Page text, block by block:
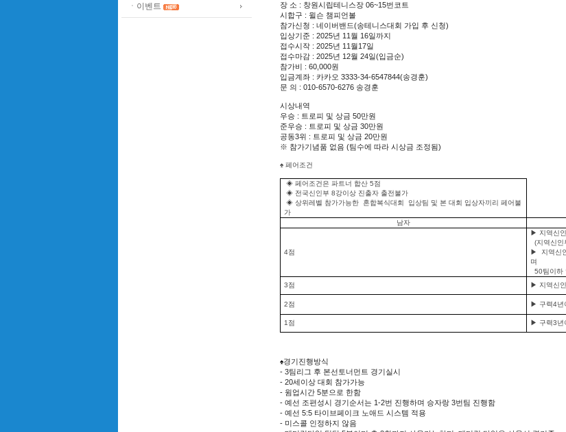
ㆍ이벤트
장 소 : 창원시립테니스장 06~15번코트
시합구 : 윌슨 챔피언볼
참가신청 : 네이버밴드(송테니스대회 가입 후 신청)
입상기준 : 2025년 11월 16일까지
접수시작 : 2025년 11월17일
접수마감 : 2025년 12월 24일(입금순)
참가비 : 60,000원
입금계좌 : 카카오 3333-34-6547844(송경훈)
문 의 : 010-6570-6276 송경훈
시상내역
우승 : 트로피 및 상금 50만원
준우승 : 트로피 및 상금 30만원
공동3위 : 트로피 및 상금 20만원
※ 참가기념품 없음 (팀수에 따라 시상금 조정됨)
♠ 페어조건
◈ 페어조건은 파트너 합산 5점
◈ 전국신인부 8강이상 진출자 출전불가
◈ 상위레벨 참가가능한 혼합복식대회 입상팀 및 본 대회 입상자끼리 페어불
가
남자
4점
▶ 지역신
(지역신인
▶ 지역신
며
50팀이하
3점 ▶ 지역신
2점 ▶ 구력4년
1점
▶ 구력3년
♠경기진행방식
- 3팀리그 후 본선토너먼트 경기실시
- 20세이상 대회 참가가능
- 윔업시간 5분으로 한함
- 예선 조편성시 경기순서는 1-2번 진행하며 승자랑 3번팀 진행함
- 예선 5:5 타이브페이크 노애드 시스템 적용
- 미스콜 인정하지 않음